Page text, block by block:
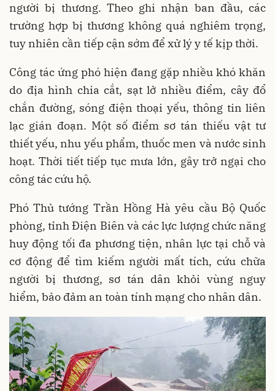
người bị thương. Theo ghi nhận ban đầu, các
trường hợp bị thương không quá nghiêm trọng,
tuy nhiên cần tiếp cận sớm để xử lý y tế kịp thời.
Công tác ứng phó hiện đang gặp nhiều khó khăn
do địa hình chia cắt, sạt lở nhiều điểm, cây đổ
chắn đường, sóng điện thoại yếu, thông tin liên
lạc gián đoạn. Một số điểm sơ tán thiếu vật tư
thiết yếu, nhu yếu phẩm, thuốc men và nước sinh
hoạt. Thời tiết tiếp tục mưa lớn, gây trở ngại cho
công tác cứu hộ.
Phó Thủ tướng Trần Hồng Hà yêu cầu Bộ Quốc
phòng, tỉnh Điện Biên và các lực lượng chức năng
huy động tối đa phương tiện, nhân lực tại chỗ và
cơ động để tìm kiếm người mất tích, cứu chữa
người bị thương, sơ tán dân khỏi vùng nguy
hiểm, bảo đảm an toàn tính mạng cho nhân dân.